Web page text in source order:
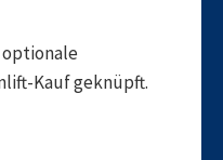
optionale
Kauf geknüpft.